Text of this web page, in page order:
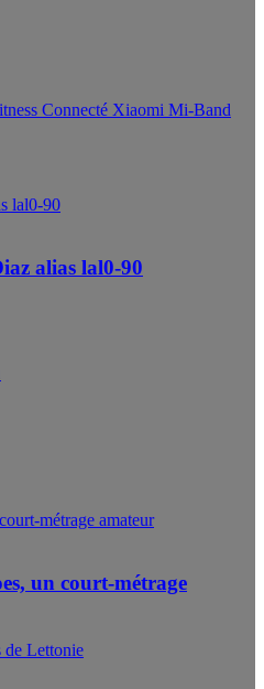
Connecté Xiaomi Mi-Band
lal0-90
alias lal0-90
métrage amateur
un court-métrage
de Lettonie